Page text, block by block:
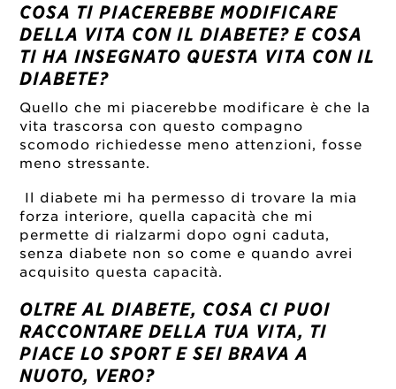
COSA TI PIACEREBBE MODIFICARE
DELLA VITA CON IL DIABETE? E COSA
TI HA INSEGNATO QUESTA VITA CON IL
DIABETE?
Quello che mi piacerebbe modificare è che la
vita trascorsa con questo compagno
scomodo richiedesse meno attenzioni, fosse
meno stressante.
Il diabete mi ha permesso di trovare la mia
forza interiore, quella capacità che mi
permette di rialzarmi dopo ogni caduta,
senza diabete non so come e quando avrei
acquisito questa capacità.
OLTRE AL DIABETE, COSA CI PUOI
RACCONTARE DELLA TUA VITA, TI
PIACE LO SPORT E SEI BRAVA A
NUOTO, VERO?